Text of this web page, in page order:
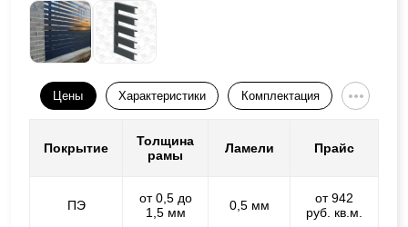
Цены Характеристики Комплектация
Покрытие
Толщина
рамы
Ламели Прайс
ПЭ
от 0,5 до
1,5 мм
0,5 мм
от 942
руб. кв.м.